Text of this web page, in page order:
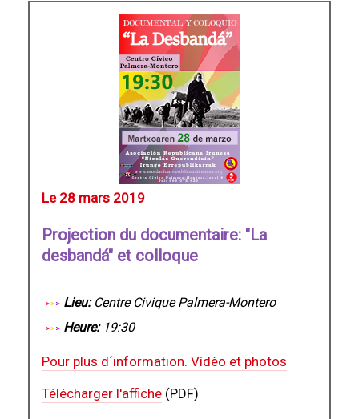
Le 28 mars 2019
Projection du documentaire: "La
desbandá" et colloque
Lieu:Centre Civique Palmera-Montero
Heure:19:30
Pour plus d´information. Vídèo et photos
Télécharger l'affiche (PDF)